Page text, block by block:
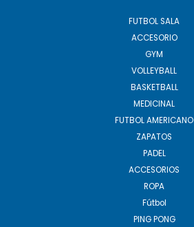
FUTBOL SALA
ACCESORIO
GYM
VOLLEYBALL
BASKETBALL
MEDICINAL
FUTBOL AMERICANO
ZAPATOS
PADEL
ACCESORIOS
ROPA
Fútbol
PING PONG